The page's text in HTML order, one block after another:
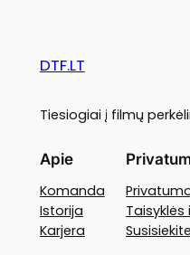
DTF.LT
Tiesiogiai į filmų
Apie
Komanda
Istorija
Karjera